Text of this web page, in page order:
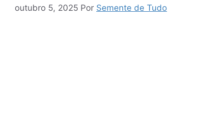
outubro 5, 2025 Por Semente de Tudo